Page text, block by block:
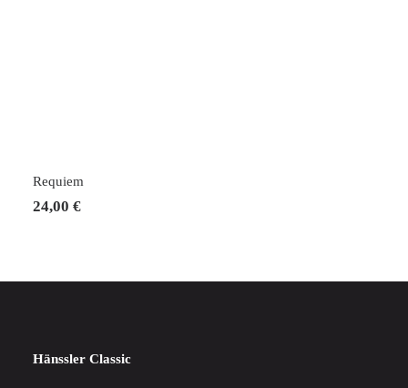
Requiem
24,00 €
Hänssler Classic